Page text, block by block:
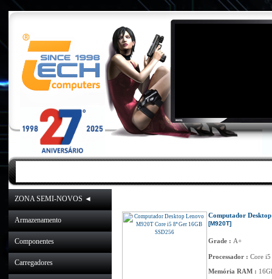
ZONA SEMI-NOVOS ◄
Armazenamento
Componentes
Carregadores
Computador
[M920T]
Grade : A+
Processador : Core
Memória RAM :